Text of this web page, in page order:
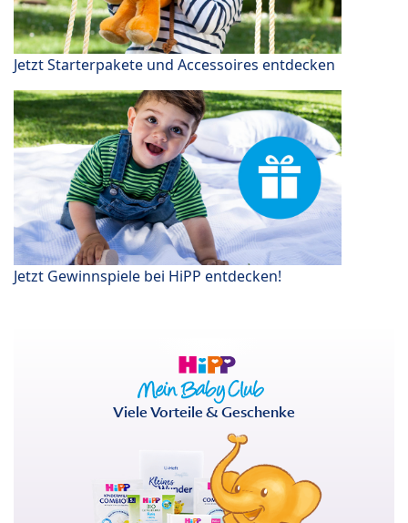
Jetzt Starterpakete und Accessoires entdecken
Jetzt Gewinnspiele bei HiPP entdecken!
Viele Vorteile & Geschenke